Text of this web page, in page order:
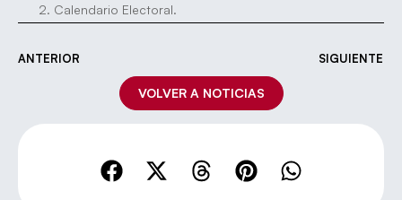
Calendario Electoral.
ANTERIOR SIGUIENTE
VOLVER A NOTICIAS